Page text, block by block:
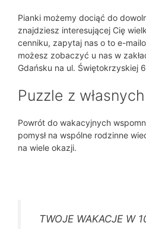
Pianki możemy dociąć do
znajdziesz interesującej Cię
cenniku, zapytaj nas o to e-
możesz zobaczyć u nas w
Gdańsku na ul. Świętokrzyskiej
Puzzle z
Powrót do wakacyjnych
pomysł na wspólne rodzinne
na wiele okazji.
TWOJE WAKACJE W